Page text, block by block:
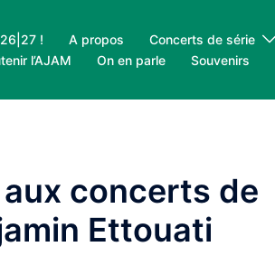
! A propos Concerts de série
l’AJAM
On en parle Souvenirs
concerts de
Ettouati